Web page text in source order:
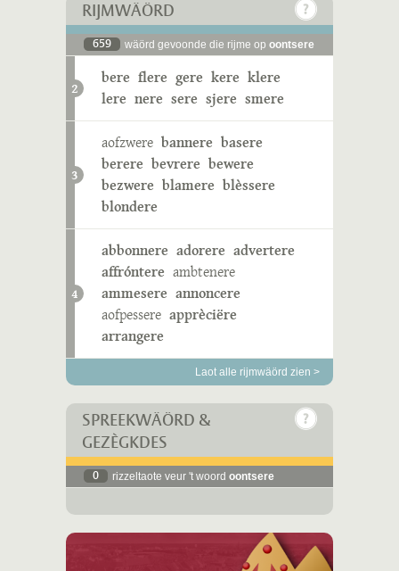
RIJMWÄÖRD
659 wäörd gevoonde die rijme op oontsere
2
bere flere gere kere klere
lere nere sere sjere smere
3
aofzwere bannere basere
berere bevrere bewere
bezwere blamere blèssere
blondere
4
abbonnere adorere advertere
affróntere ambtenere
ammesere annoncere
aofpessere apprèciëre
arrangere
Laot alle rijmwäörd zien >
SPREEKWÄÖRD &
GEZÈGKDES
0 rizzeltaote veur 't woord oontsere